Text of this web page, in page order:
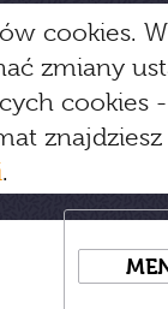
cookies.
zmiany
cookies
.